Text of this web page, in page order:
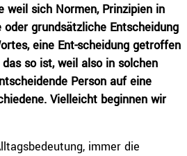
weil sich Normen, Prinzipien in
grundsätzliche Entscheidung
eine Ent-scheidung getroffen
so ist, weil also in solchen
Person auf eine
Vielleicht beginnen wir
immer die